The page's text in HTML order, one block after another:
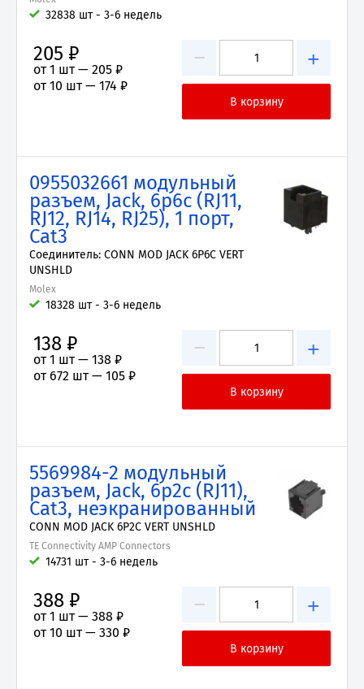
32838 шт - 3-6 недель
− +
205 ₽
от 1 шт — 205 ₽
от 10 шт — 174 ₽
0955032661 модульный
разъем, Jack, 6p6c (RJ11,
RJ12, RJ14, RJ25), 1 порт,
Cat3
Соединитель: CONN MOD JACK 6P6C VERT
UNSHLD
Molex
18328 шт - 3-6 недель
− +
138 ₽
от 1 шт — 138 ₽
от 672 шт — 105 ₽
5569984-2 модульный
разъем, Jack, 6p2c (RJ11),
Cat3, неэкранированный
CONN MOD JACK 6P2C VERT UNSHLD
TE Connectivity AMP Connectors
14731 шт - 3-6 недель
− +
388 ₽
от 1 шт — 388 ₽
от 10 шт — 330 ₽